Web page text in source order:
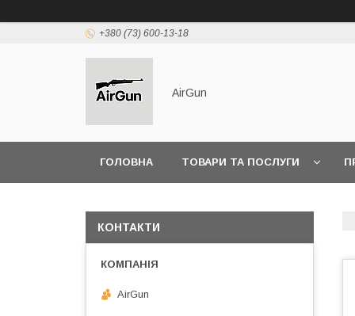
+380 (73) 600-13-18
AirGun
ГОЛОВНА ТОВАРИ ТА ПОСЛУГИ
КОНТАКТИ
AirGun